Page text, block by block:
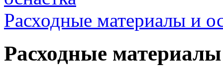
Расходные материалы и
Расходные